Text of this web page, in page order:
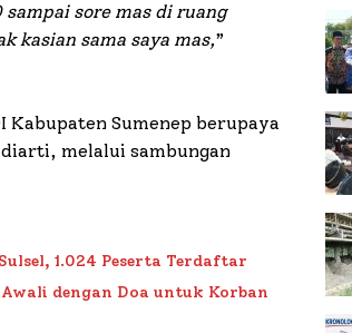
sore mas di ruang
kasian sama saya mas,”
Sumenep berupaya
melalui sambungan
1.024 Peserta Terdaftar
dengan Doa untuk Korban